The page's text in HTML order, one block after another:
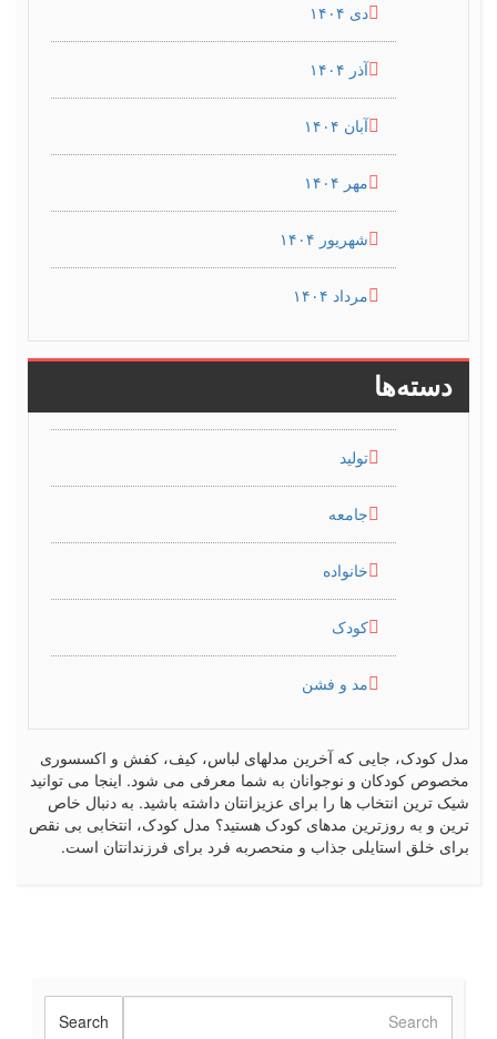
دی ۱۴۰۴
آذر ۱۴۰۴
آبان ۱۴۰۴
مهر ۱۴۰۴
شهریور ۱۴۰۴
مرداد ۱۴۰۴
دسته‌ها
تولید
جامعه
خانواده
کودک
مد و فشن
مدل کودک، جایی که آخرین مدلهای لباس، کیف، کفش و اکسسوری
مخصوص کودکان و نوجوانان به شما معرفی می شود. اینجا می توانید
شیک ترین انتخاب ها را برای عزیزانتان داشته باشید. به دنبال خاص
ترین و به روزترین مدهای کودک هستید؟ مدل کودک، انتخابی بی نقص
برای خلق استایلی جذاب و منحصربه فرد برای فرزندانتان است.